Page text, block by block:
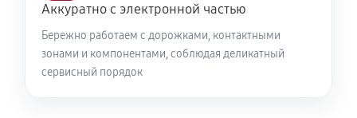
Аккуратно с электронной частью
Бережно работаем с дорожками, контактными
зонами и компонентами, соблюдая деликатный
сервисный порядок